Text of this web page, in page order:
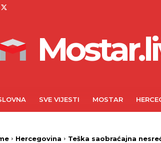
SVE VIJESTI MOSTAR
Hercegovina Teška saobraćajna